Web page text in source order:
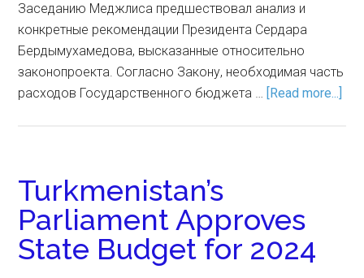
Заседанию Меджлиса предшествовал анализ и
конкретные рекомендации Президента Сердара
Бердымухамедова, высказанные относительно
законопроекта. Согласно Закону, необходимая часть
расходов Государственного бюджета … [Read more...]
Turkmenistan’s
Parliament Approves
State Budget for 2024